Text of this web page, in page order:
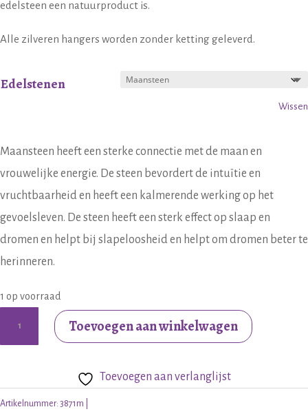
edelsteen een natuurproduct is.
Alle zilveren hangers worden zonder ketting geleverd.
Edelstenen
Wissen
Maansteen heeft een sterke connectie met de maan en
vrouwelijke energie. De steen bevordert de intuïtie en
vruchtbaarheid en heeft een kalmerende werking op het
gevoelsleven. De steen heeft een sterk effect op slaap en
dromen en helpt bij slapeloosheid en helpt om dromen beter te
herinneren.
1 op voorraad
edelsteen
aantal
Toevoegen aan winkelwagen
Toevoegen aan verlanglijst
Artikelnummer: 3871m